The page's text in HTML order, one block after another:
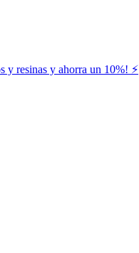
y resinas y ahorra un 10%! ⚡️